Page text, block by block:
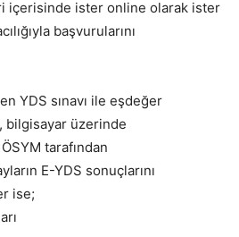
içerisinde ister online olarak ister
başvurularını
YDS sınavı ile eşdeğer
bilgisayar üzerinde
tarafından
E-YDS sonuçlarını
ise;